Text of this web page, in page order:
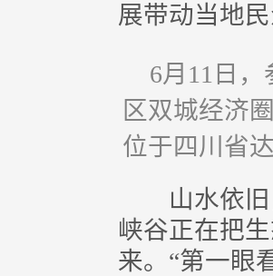
展带动当地
6月11日
区双城经济
位于四川省
山水依旧
峡谷正在把
来。“第一眼